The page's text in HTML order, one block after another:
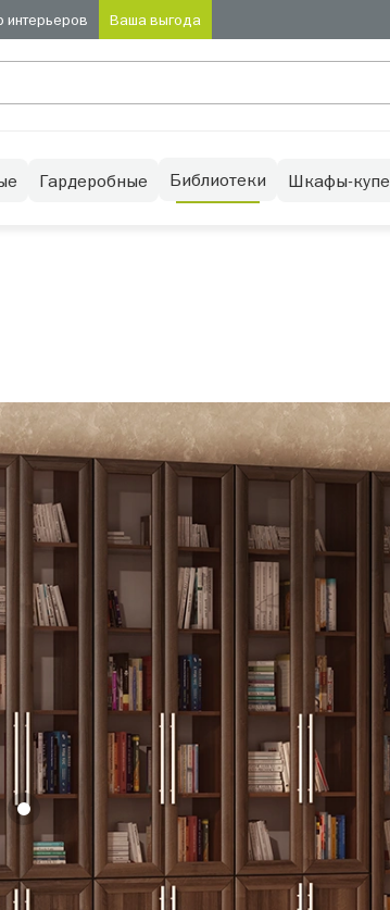
интерьеров Ваша выгода
Гардеробные Библиотеки Шкафы-купе